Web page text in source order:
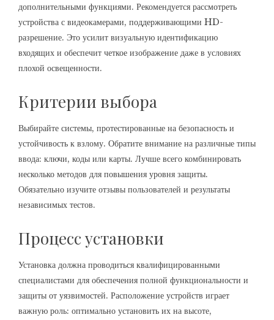
дополнительными функциями. Рекомендуется рассмотреть
устройства с видеокамерами, поддерживающими HD-
разрешение. Это усилит визуальную идентификацию
входящих и обеспечит четкое изображение даже в условиях
плохой освещенности.
Критерии выбора
Выбирайте системы, протестированные на безопасность и
устойчивость к взлому. Обратите внимание на различные типы
ввода: ключи, коды или карты. Лучше всего комбинировать
несколько методов для повышения уровня защиты.
Обязательно изучите отзывы пользователей и результаты
независимых тестов.
Процесс установки
Установка должна проводиться квалифицированными
специалистами для обеспечения полной функциональности и
защиты от уязвимостей. Расположение устройств играет
важную роль: оптимально установить их на высоте,